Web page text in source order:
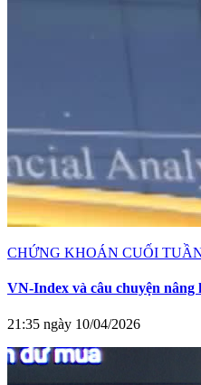
CHỨNG KHOÁN CUỐI
VN-Index và câu chuyện nâng
21:35 ngày 10/04/2026